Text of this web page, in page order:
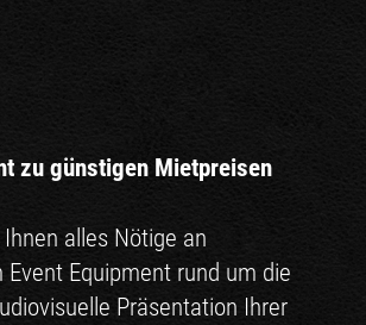
zu günstigen Mietpreisen
alles Nötige an
Equipment rund um die
Präsentation Ihrer